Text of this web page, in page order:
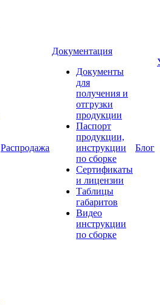
Распродажа
Документация
Документы
для
получения и
отгрузки
продукции
Паспорт
продукции,
инструкции
по сборке
Сертификаты
и лицензии
Таблицы
габаритов
Видео
инструкции
по сборке
Блог